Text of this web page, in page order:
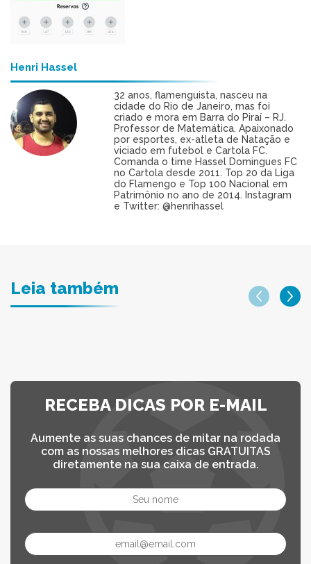
Henri Hassel
32 anos, flamenguista, nasceu na
cidade do Rio de Janeiro, mas foi
criado e mora em Barra do Piraí – RJ.
Professor de Matemática. Apaixonado
por esportes, ex-atleta de Natação e
viciado em futebol e Cartola FC.
Comanda o time Hassel Domingues FC
no Cartola desde 2011. Top 20 da Liga
do Flamengo e Top 100 Nacional em
Patrimônio no ano de 2014. Instagram
e Twitter: @henrihassel
Leia também
RECEBA DICAS POR E-MAIL
Aumente as suas chances de mitar na rodada
com as nossas melhores dicas GRATUITAS
diretamente na sua caixa de entrada.